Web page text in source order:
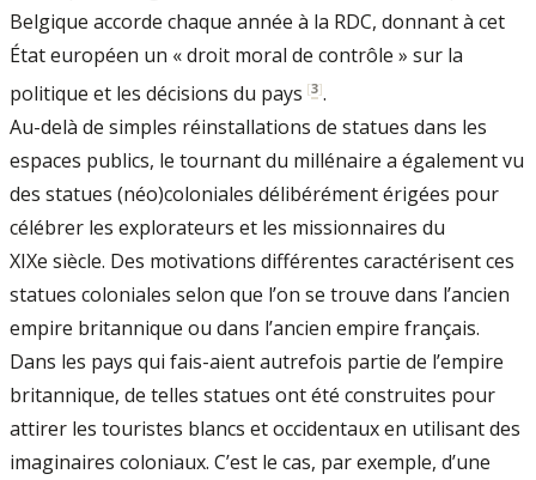
Belgique accorde chaque année à la RDC, donnant à cet
État européen un « droit moral de contrôle » sur la
politique et les décisions du pays [3].
Au-delà de simples réinstallations de statues dans les
espaces publics, le tournant du millénaire a également vu
des statues (néo)coloniales délibérément érigées pour
célébrer les explorateurs et les missionnaires du
XIXe siècle. Des motivations différentes caractérisent ces
statues coloniales selon que l’on se trouve dans l’ancien
empire britannique ou dans l’ancien empire français.
Dans les pays qui fais-aient autrefois partie de l’empire
britannique, de telles statues ont été construites pour
attirer les touristes blancs et occidentaux en utilisant des
imaginaires coloniaux. C’est le cas, par exemple, d’une